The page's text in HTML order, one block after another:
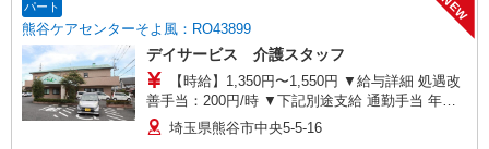
パート
熊谷ケアセンターそよ風：RO43899
NEW
デイサービス 介護スタッフ
【時給】1,350円〜1,550円 ▼給与詳細 処遇改
善手当：200円/時 ▼下記別途支給 通勤手当 年末
年始手当：380円/時 寸志あり：年2回（6月・12
月） ※業績による ※処遇改善手当は試用期間中(3
埼玉県熊谷市中央5-5-16